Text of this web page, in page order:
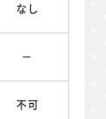
なし
－
不可